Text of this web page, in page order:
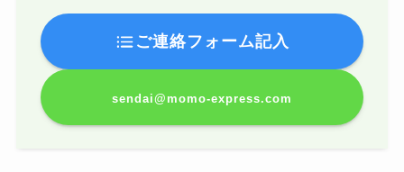
ご連絡フォーム記入
sendai@momo-express.com